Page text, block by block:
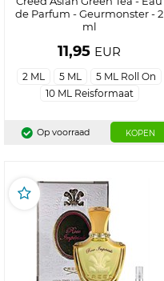
de Parfum - Geurmonster - 2
ml
11,95 EUR
2 ML 5 ML
5 ML Roll On
10 ML Reisformaat
Op voorraad KOPEN